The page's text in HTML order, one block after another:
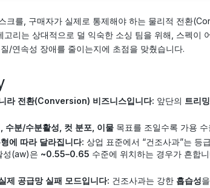
크를, 구매자가 실제로 통제해야 하는 물리적 전환
리는 상대적으로 덜 익숙한 소싱 팀을 위해, 스펙이
/연속성 장애를 줄이는지에 초점을 맞췄습니다.
라 전환(Conversion) 비즈니스입니다: 앞단의 트리
수분/수분활성, 컷 분포, 이물목표를 조일수록 가용
에 따라 달라집니다: 상업 표준에서 “건조사과”는 등
성(aw)은 ~0.55–0.65 수준에 위치하는 경우가 흔합
제 공급망 실패 모드입니다: 건조사과는 강한 흡습성